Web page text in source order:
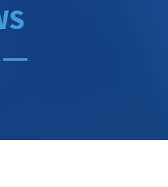
S